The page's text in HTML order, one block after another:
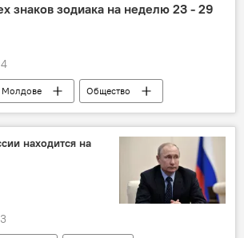
знаков зодиака на неделю 23 - 29
Молдове
Общество
гороскоп-2018
находится на